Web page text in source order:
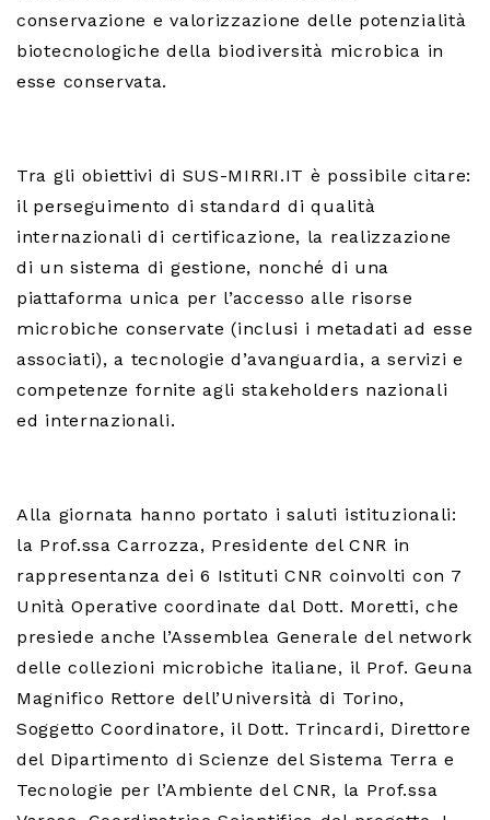
conservazione e valorizzazione delle potenzialità
biotecnologiche della biodiversità microbica in
esse conservata.
Tra gli obiettivi di SUS-MIRRI.IT è possibile citare:
il perseguimento di standard di qualità
internazionali di certificazione, la realizzazione
di un sistema di gestione, nonché di una
piattaforma unica per l’accesso alle risorse
microbiche conservate (inclusi i metadati ad esse
associati), a tecnologie d’avanguardia, a servizi e
competenze fornite agli stakeholders nazionali
ed internazionali.
Alla giornata hanno portato i saluti istituzionali:
la Prof.ssa Carrozza, Presidente del CNR in
rappresentanza dei 6 Istituti CNR coinvolti con 7
Unità Operative coordinate dal Dott. Moretti, che
presiede anche l’Assemblea Generale del network
delle collezioni microbiche italiane, il Prof. Geuna
Magnifico Rettore dell’Università di Torino,
Soggetto Coordinatore, il Dott. Trincardi, Direttore
del Dipartimento di Scienze del Sistema Terra e
Tecnologie per l’Ambiente del CNR, la Prof.ssa